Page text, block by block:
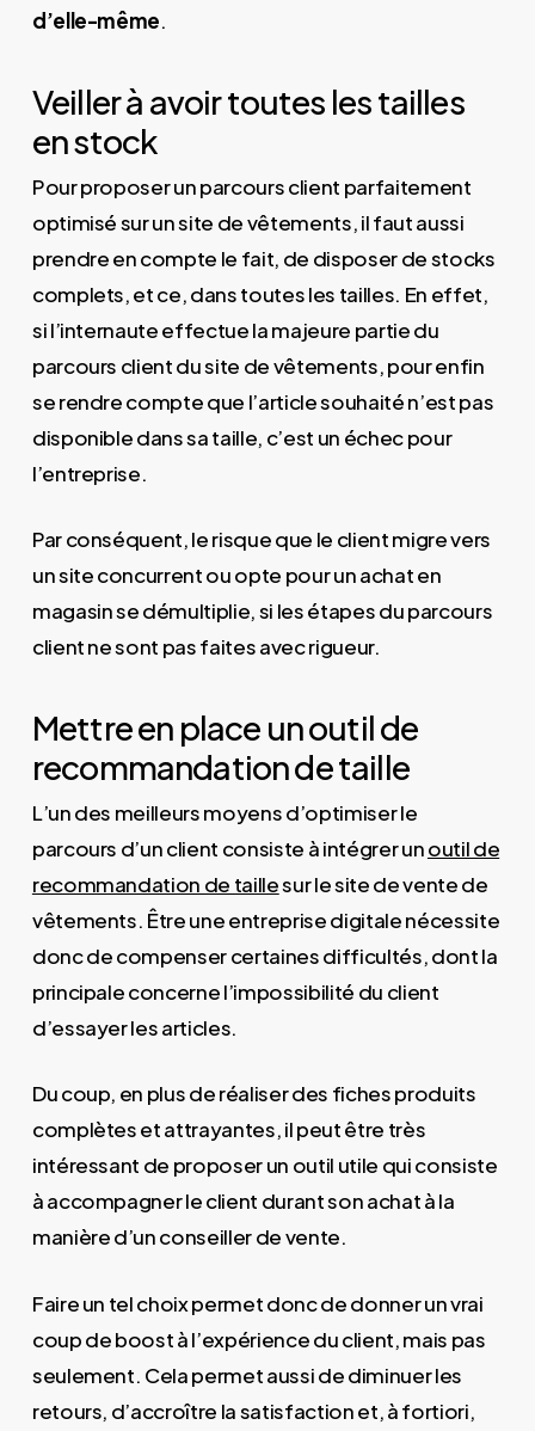
d’elle-même.
Veiller à avoir toutes les tailles
en stock
Pour proposer un parcours client parfaitement
optimisé sur un site de vêtements, il faut aussi
prendre en compte le fait, de disposer de stocks
complets, et ce, dans toutes les tailles. En effet,
si l’internaute effectue la majeure partie du
parcours client du site de vêtements, pour enfin
se rendre compte que l’article souhaité n’est pas
disponible dans sa taille, c’est un échec pour
l’entreprise.
Par conséquent, le risque que le client migre vers
un site concurrent ou opte pour un achat en
magasin se démultiplie, si les étapes du parcours
client ne sont pas faites avec rigueur.
Mettre en place un outil de
recommandation de taille
L’un des meilleurs moyens d’optimiser le
parcours d’un client consiste à intégrer unoutil de
recommandation de taillesur le site de vente de
vêtements. Être une entreprise digitale nécessite
donc de compenser certaines difficultés, dont la
principale concerne l’impossibilité du client
d’essayer les articles.
Du coup, en plus de réaliser des fiches produits
complètes et attrayantes, il peut être très
intéressant de proposer un outil utile qui consiste
à accompagner le client durant son achat à la
manière d’un conseiller de vente.
Faire un tel choix permet donc de donner un vrai
coup de boost à l’expérience du client, mais pas
seulement. Cela permet aussi de diminuer les
retours, d’accroître la satisfaction et, à fortiori,